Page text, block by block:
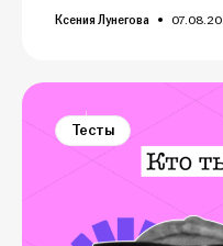
Ксения Лунегова
Тесты